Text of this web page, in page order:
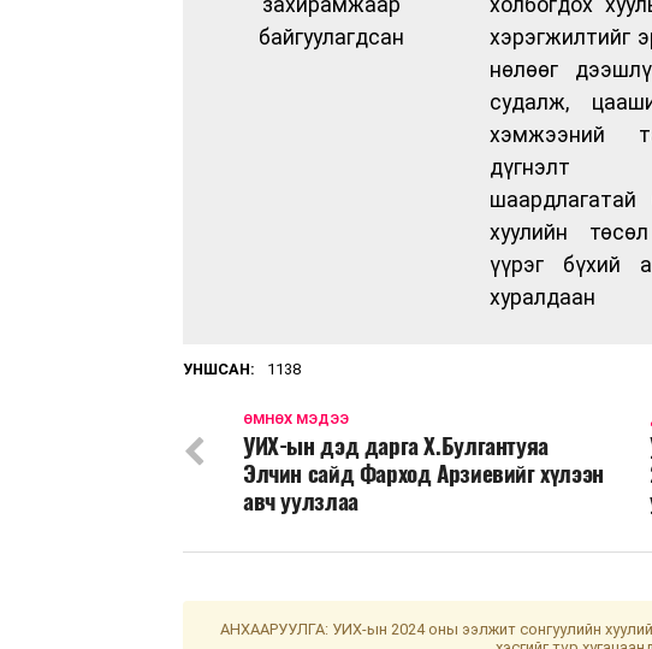
байгуулагдсан
хэрэгжилтийг
нөлөөг
судалж,
хэмжээний
дүгнэлт
шаардлагатай
хуулийн
үүрэг бүхий
хуралдаан
УНШСАН: 1138
ӨМНӨХ МЭДЭЭ
УИХ-ын дэд дарга Х.Булгантуяа
Элчин сайд Фарход Арзиевийг хүлээн
авч уулзлаа
АНХААРУУЛГА: УИХ-ын 2024 оны ээлжит сонгуулийн